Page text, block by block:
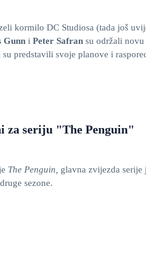
kormilo DC Studiosa (tada još
Gunn i Peter Safran su održali novu
predstavili svoje planove i
za seriju "The Penguin"
The Penguin, glavna zvijezda serije
sezone.